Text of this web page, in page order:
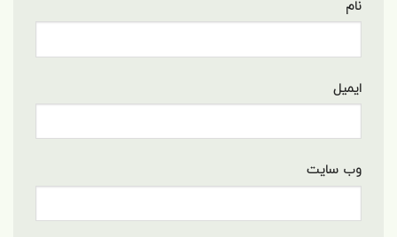
نام
ایمیل
وب‌ سایت